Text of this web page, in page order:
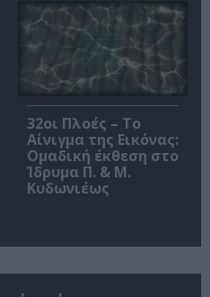
32οι Πλοές – Το
Αίνιγμα της Εικόνας:
Ομαδική έκθεση στο
Ίδρυμα Π. & Μ.
Κυδωνιέως